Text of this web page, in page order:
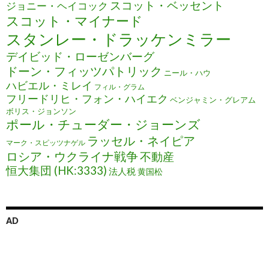
ジョニー・ヘイコック スコット・ベッセント
スコット・マイナード
スタンレー・ドラッケンミラー
デイビッド・ローゼンバーグ
ドーン・フィッツパトリック ニール・ハウ
ハビエル・ミレイ フィル・グラム
フリードリヒ・フォン・ハイエク ベンジャミン・グレアム
ボリス・ジョンソン
ポール・チューダー・ジョーンズ
マーク・スピッツナゲル ラッセル・ネイピア
ロシア・ウクライナ戦争不動産
恒大集団 (HK:3333) 法人税黄国松
AD